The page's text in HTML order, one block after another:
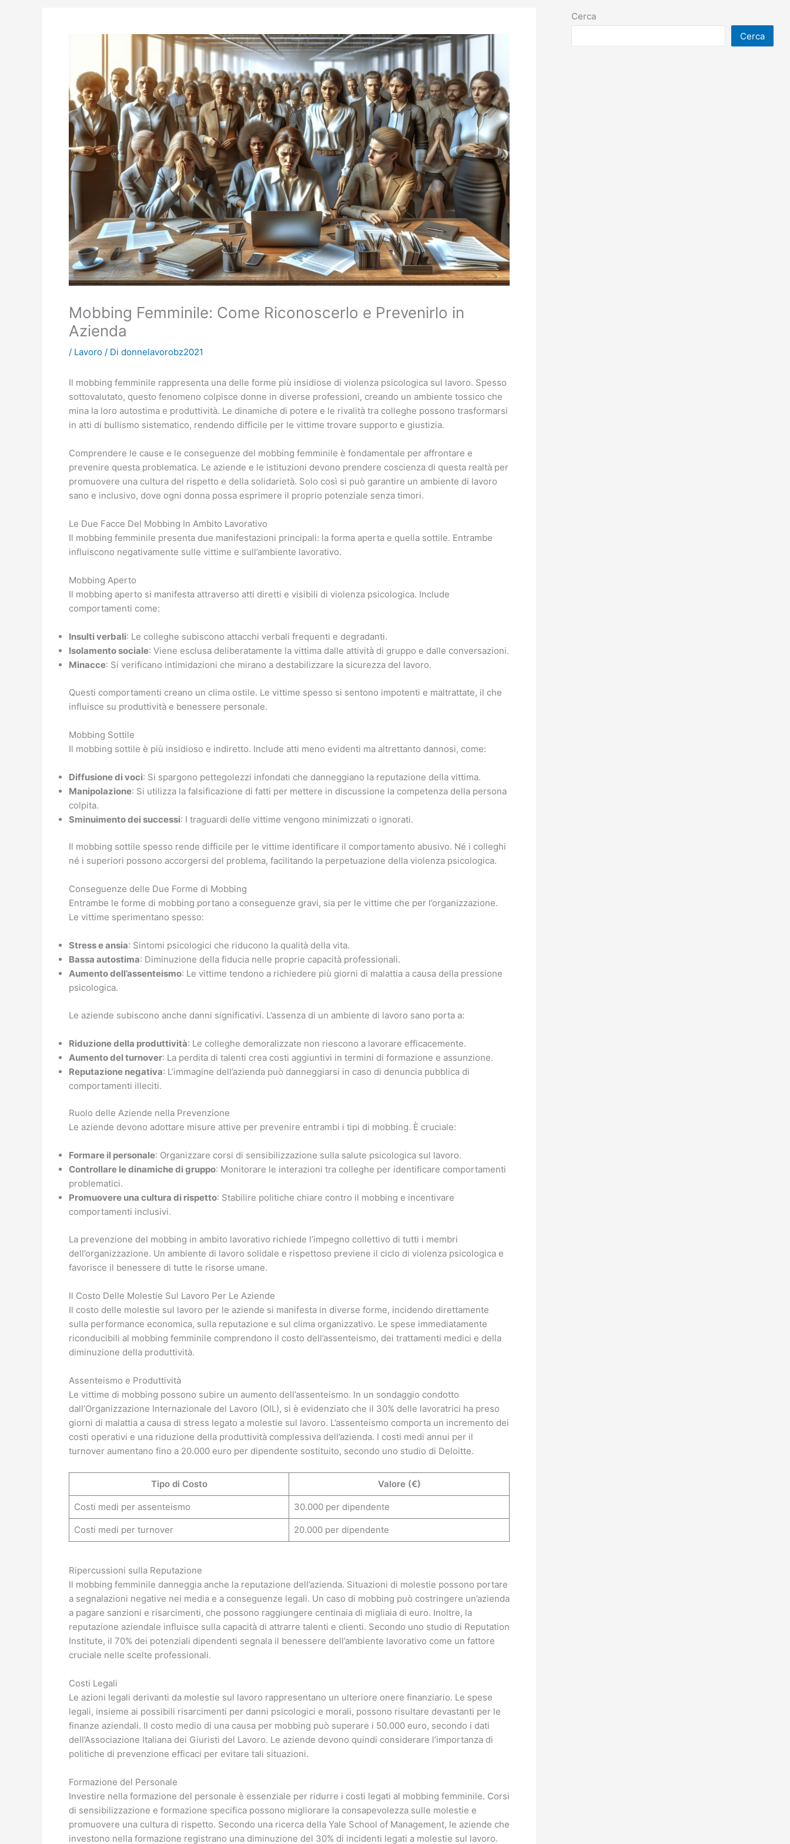
Mobbing Femminile: Come Riconoscerlo e Prevenirlo in
Azienda
/ Lavoro / Di donnelavorobz2021
Il mobbing femminile rappresenta una delle forme più insidiose di violenza psicologica sul lavoro. Spesso
sottovalutato, questo fenomeno colpisce donne in diverse professioni, creando un ambiente tossico che
mina la loro autostima e produttività. Le dinamiche di potere e le rivalità tra colleghe possono trasformarsi
in atti di bullismo sistematico, rendendo difficile per le vittime trovare supporto e giustizia.
Comprendere le cause e le conseguenze del mobbing femminile è fondamentale per affrontare e
prevenire questa problematica. Le aziende e le istituzioni devono prendere coscienza di questa realtà per
promuovere una cultura del rispetto e della solidarietà. Solo così si può garantire un ambiente di lavoro
sano e inclusivo, dove ogni donna possa esprimere il proprio potenziale senza timori.
Le Due Facce Del Mobbing In Ambito Lavorativo
Il mobbing femminile presenta due manifestazioni principali: la forma aperta e quella sottile. Entrambe
influiscono negativamente sulle vittime e sull’ambiente lavorativo.
Mobbing Aperto
Il mobbing aperto si manifesta attraverso atti diretti e visibili di violenza psicologica. Include
comportamenti come:
Insulti verbali: Le colleghe subiscono attacchi verbali frequenti e degradanti.
Isolamento sociale: Viene esclusa deliberatamente la vittima dalle attività di gruppo e dalle conversazioni.
Minacce: Si verificano intimidazioni che mirano a destabilizzare la sicurezza del lavoro.
Questi comportamenti creano un clima ostile. Le vittime spesso si sentono impotenti e maltrattate, il che
influisce su produttività e benessere personale.
Mobbing Sottile
Il mobbing sottile è più insidioso e indiretto. Include atti meno evidenti ma altrettanto dannosi, come:
Diffusione di voci: Si spargono pettegolezzi infondati che danneggiano la reputazione della vittima.
Manipolazione: Si utilizza la falsificazione di fatti per mettere in discussione la competenza della persona
colpita.
Sminuimento dei successi: I traguardi delle vittime vengono minimizzati o ignorati.
Il mobbing sottile spesso rende difficile per le vittime identificare il comportamento abusivo. Né i colleghi
né i superiori possono accorgersi del problema, facilitando la perpetuazione della violenza psicologica.
Conseguenze delle Due Forme di Mobbing
Entrambe le forme di mobbing portano a conseguenze gravi, sia per le vittime che per l’organizzazione.
Le vittime sperimentano spesso:
Stress e ansia: Sintomi psicologici che riducono la qualità della vita.
Bassa autostima: Diminuzione della fiducia nelle proprie capacità professionali.
Aumento dell’assenteismo: Le vittime tendono a richiedere più giorni di malattia a causa della pressione
psicologica.
Le aziende subiscono anche danni significativi. L’assenza di un ambiente di lavoro sano porta a:
Riduzione della produttività: Le colleghe demoralizzate non riescono a lavorare efficacemente.
Aumento del turnover: La perdita di talenti crea costi aggiuntivi in termini di formazione e assunzione.
Reputazione negativa: L’immagine dell’azienda può danneggiarsi in caso di denuncia pubblica di
comportamenti illeciti.
Ruolo delle Aziende nella Prevenzione
Le aziende devono adottare misure attive per prevenire entrambi i tipi di mobbing. È cruciale:
Formare il personale: Organizzare corsi di sensibilizzazione sulla salute psicologica sul lavoro.
Controllare le dinamiche di gruppo: Monitorare le interazioni tra colleghe per identificare comportamenti
problematici.
Promuovere una cultura di rispetto: Stabilire politiche chiare contro il mobbing e incentivare
comportamenti inclusivi.
La prevenzione del mobbing in ambito lavorativo richiede l’impegno collettivo di tutti i membri
dell’organizzazione. Un ambiente di lavoro solidale e rispettoso previene il ciclo di violenza psicologica e
favorisce il benessere di tutte le risorse umane.
Il Costo Delle Molestie Sul Lavoro Per Le Aziende
Il costo delle molestie sul lavoro per le aziende si manifesta in diverse forme, incidendo direttamente
sulla performance economica, sulla reputazione e sul clima organizzativo. Le spese immediatamente
riconducibili al mobbing femminile comprendono il costo dell’assenteismo, dei trattamenti medici e della
diminuzione della produttività.
Assenteismo e Produttività
Le vittime di mobbing possono subire un aumento dell’assenteismo. In un sondaggio condotto
dall’Organizzazione Internazionale del Lavoro (OIL), si è evidenziato che il 30% delle lavoratrici ha preso
giorni di malattia a causa di stress legato a molestie sul lavoro. L’assenteismo comporta un incremento dei
costi operativi e una riduzione della produttività complessiva dell’azienda. I costi medi annui per il
turnover aumentano fino a 20.000 euro per dipendente sostituito, secondo uno studio di Deloitte.
Tipo di Costo Valore (€)
Costi medi per assenteismo 30.000 per dipendente
Costi medi per turnover 20.000 per dipendente
Ripercussioni sulla Reputazione
Il mobbing femminile danneggia anche la reputazione dell’azienda. Situazioni di molestie possono portare
a segnalazioni negative nei media e a conseguenze legali. Un caso di mobbing può costringere un’azienda
a pagare sanzioni e risarcimenti, che possono raggiungere centinaia di migliaia di euro. Inoltre, la
reputazione aziendale influisce sulla capacità di attrarre talenti e clienti. Secondo uno studio di Reputation
Institute, il 70% dei potenziali dipendenti segnala il benessere dell’ambiente lavorativo come un fattore
cruciale nelle scelte professionali.
Costi Legali
Le azioni legali derivanti da molestie sul lavoro rappresentano un ulteriore onere finanziario. Le spese
legali, insieme ai possibili risarcimenti per danni psicologici e morali, possono risultare devastanti per le
finanze aziendali. Il costo medio di una causa per mobbing può superare i 50.000 euro, secondo i dati
dell’Associazione Italiana dei Giuristi del Lavoro. Le aziende devono quindi considerare l’importanza di
politiche di prevenzione efficaci per evitare tali situazioni.
Formazione del Personale
Investire nella formazione del personale è essenziale per ridurre i costi legati al mobbing femminile. Corsi
di sensibilizzazione e formazione specifica possono migliorare la consapevolezza sulle molestie e
promuovere una cultura di rispetto. Secondo una ricerca della Yale School of Management, le aziende che
investono nella formazione registrano una diminuzione del 30% di incidenti legati a molestie sul lavoro.
Cerca
Cerca